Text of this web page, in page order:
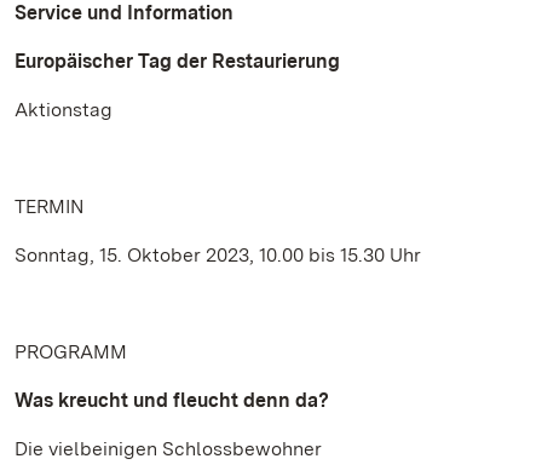
Service und Information
Europäischer Tag der Restaurierung
Aktionstag
TERMIN
Sonntag, 15. Oktober 2023, 10.00 bis 15.30 Uhr
PROGRAMM
Was kreucht und fleucht denn da?
Die vielbeinigen Schlossbewohner